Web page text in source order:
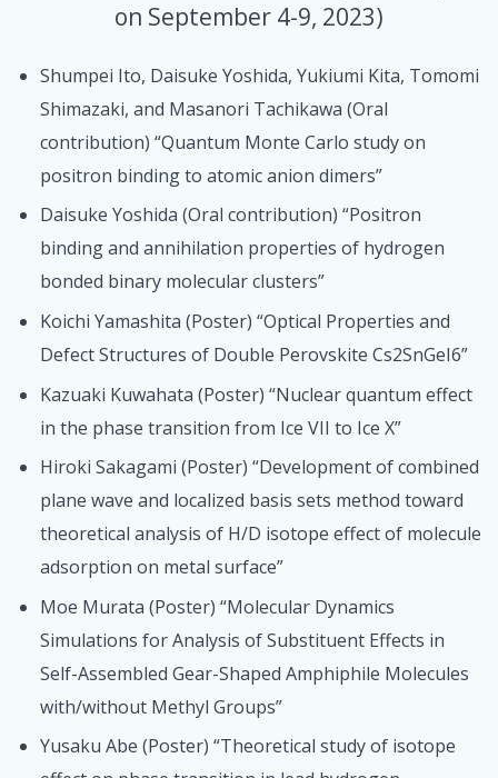
on September 4-9, 2023)
Shumpei Ito, Daisuke Yoshida, Yukiumi Kita, Tomomi
Shimazaki, and Masanori Tachikawa (Oral
contribution) “Quantum Monte Carlo study on
positron binding to atomic anion dimers”
Daisuke Yoshida (Oral contribution) “Positron
binding and annihilation properties of hydrogen
bonded binary molecular clusters”
Koichi Yamashita (Poster) “Optical Properties and
Defect Structures of Double Perovskite Cs2SnGeI6”
Kazuaki Kuwahata (Poster) “Nuclear quantum effect
in the phase transition from Ice VII to Ice X”
Hiroki Sakagami (Poster) “Development of combined
plane wave and localized basis sets method toward
theoretical analysis of H/D isotope effect of molecule
adsorption on metal surface”
Moe Murata (Poster) “Molecular Dynamics
Simulations for Analysis of Substituent Effects in
Self-Assembled Gear-Shaped Amphiphile Molecules
with/without Methyl Groups”
Yusaku Abe (Poster) “Theoretical study of isotope